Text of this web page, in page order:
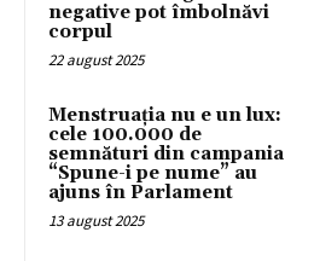
negative pot îmbolnăvi
corpul
22 august 2025
Menstruația nu e un lux:
cele 100.000 de
semnături din campania
“Spune-i pe nume” au
ajuns în Parlament
13 august 2025